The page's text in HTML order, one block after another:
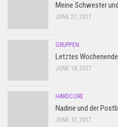
Meine Schwester
JUNE 27, 2017
GRUPPEN
Letztes Wochenende
JUNE 18, 2017
HARDCORE
Nadine und der
JUNE 12, 2017